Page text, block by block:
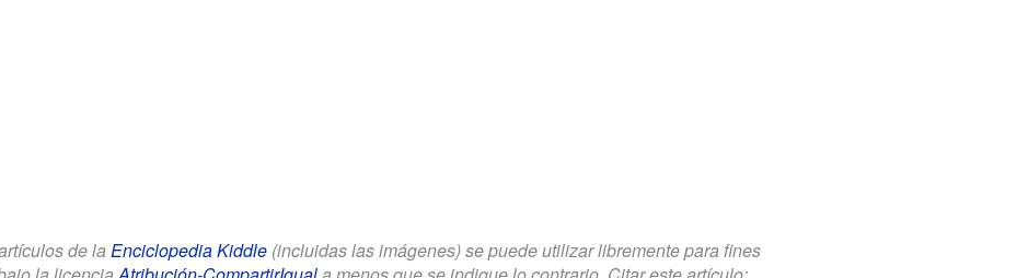
de la Enciclopedia Kiddle(incluidas las imágenes) se puede utilizar libremente para fines